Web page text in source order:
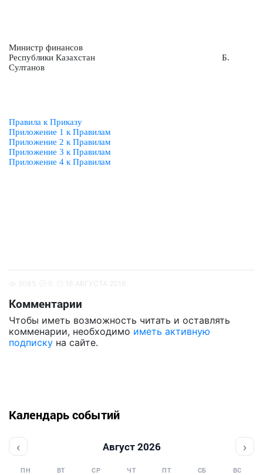
Министр финансов
Республики Казахстан Б.
Султанов
Правила к Приказу
Приложение 1 к Правилам
Приложение 2 к Правилам
Приложение 3 к Правилам
Приложение 4 к Правилам
Комментарии
Чтобы иметь возможность читать и оставлять
комменарии, необходимо иметь активную
подписку на сайте.
Календарь событий
‹ Август 2026 ›
ПН ВТ СР ЧТ ПТ СБ ВС